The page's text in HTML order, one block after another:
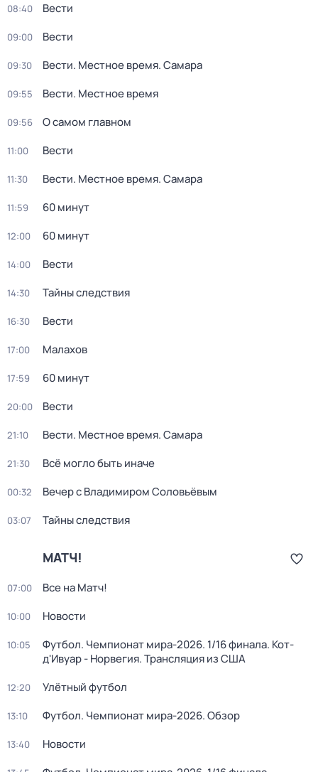
08:40 Вести
09:00 Вести
09:30 Вести. Местное время. Самара
09:55 Вести. Местное время
09:56 О самом главном
11:00 Вести
11:30 Вести. Местное время. Самара
11:59 60 минут
12:00 60 минут
14:00 Вести
14:30 Тайны следствия
16:30 Вести
17:00 Малахов
17:59 60 минут
20:00 Вести
21:10 Вести. Местное время. Самара
21:30 Всё могло быть иначе
00:32 Вечер с Владимиром Соловьёвым
03:07 Тайны следствия
МАТЧ!
07:00 Все на Матч!
10:00 Новости
10:05
Футбол. Чемпионат мира-2026. 1/16 финала. Кот-
д'Ивуар - Норвегия. Трансляция из США
12:20 Улётный футбол
13:10 Футбол. Чемпионат мира-2026. Обзор
13:40 Новости